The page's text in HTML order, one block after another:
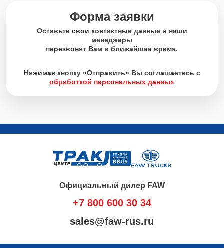
Форма заявки
Оставьте свои контактные данные и наши
менеджеры
перезвонят Вам в ближайшее время.
Нажимая кнопку «Отправить» Вы соглашаетесь с
обработкой персональных данных
Официальный дилер FAW
+7 800 600 30 34
sales@faw-rus.ru